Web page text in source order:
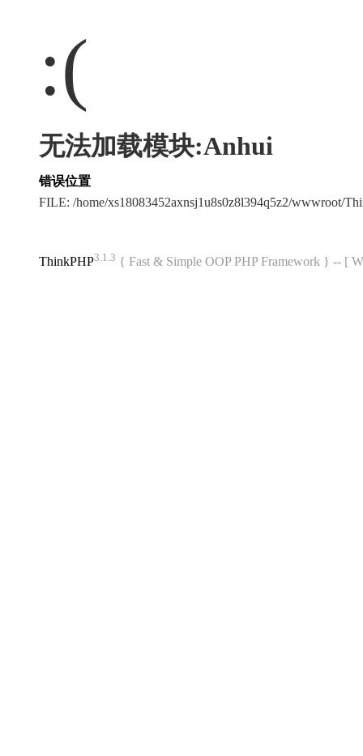
:(
无法加载模块:Anhui
错误位置
FILE: /home/xs18083452axnsj1u8s0z8l394q5z2/wwwroot/
ThinkPHP3.1.3 { Fast & Simple OOP PHP Framework } -- [